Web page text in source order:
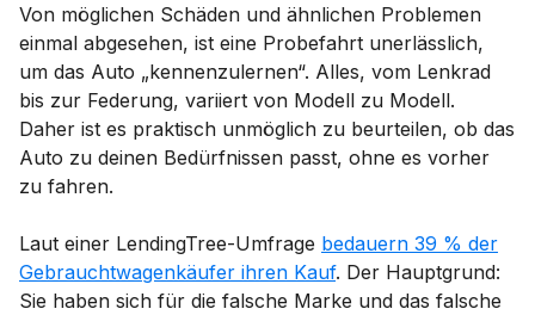
Von möglichen Schäden und ähnlichen Problemen
einmal abgesehen, ist eine Probefahrt unerlässlich,
um das Auto „kennenzulernen“. Alles, vom Lenkrad
bis zur Federung, variiert von Modell zu Modell.
Daher ist es praktisch unmöglich zu beurteilen, ob das
Auto zu deinen Bedürfnissen passt, ohne es vorher
zu fahren.
Laut einer LendingTree-Umfrage bedauern 39 % der
Gebrauchtwagenkäufer ihren Kauf. Der Hauptgrund:
Sie haben sich für die falsche Marke und das falsche